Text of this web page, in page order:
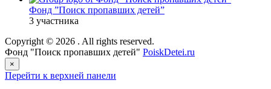
Фонд ”Поиск пропавших детей”
3 участника
Copyright © 2026 . All rights reserved.
Фонд "Поиск пропавших детей" PoiskDetei.ru
×
Перейти к верхней панели